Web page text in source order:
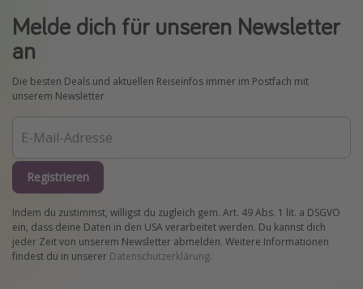
Melde dich für unseren Newsletter
an
Die besten Deals und aktuellen Reiseinfos immer im Postfach mit
unserem Newsletter
Registrieren
Indem du zustimmst, willigst du zugleich gem. Art. 49 Abs. 1 lit. a DSGVO
ein, dass deine Daten in den USA verarbeitet werden. Du kannst dich
jeder Zeit von unserem Newsletter abmelden. Weitere Informationen
findest du in unserer Datenschutzerklärung.